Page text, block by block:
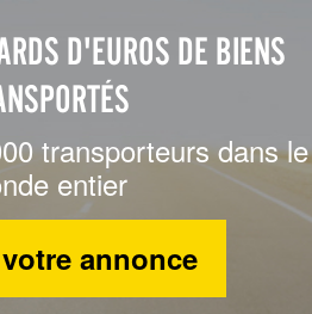
D'EUROS DE BIENS
transporteurs dans le
entier
annonce